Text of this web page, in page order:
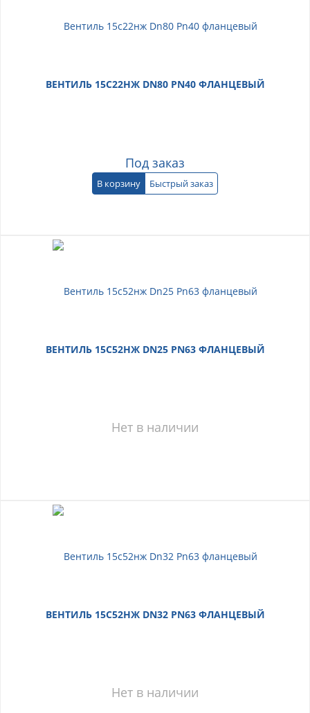
ВЕНТИЛЬ 15С22НЖ DN80 PN40 ФЛАНЦЕВЫЙ
Под заказ
В корзину Быстрый заказ
ВЕНТИЛЬ 15С52НЖ DN25 PN63 ФЛАНЦЕВЫЙ
Нет в наличии
ВЕНТИЛЬ 15С52НЖ DN32 PN63 ФЛАНЦЕВЫЙ
Нет в наличии